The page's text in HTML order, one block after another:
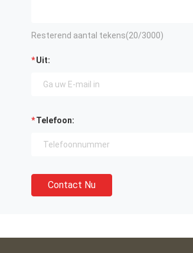
Resterend aantal tekens(20/3000)
Uit:
Telefoon:
Contact Nu